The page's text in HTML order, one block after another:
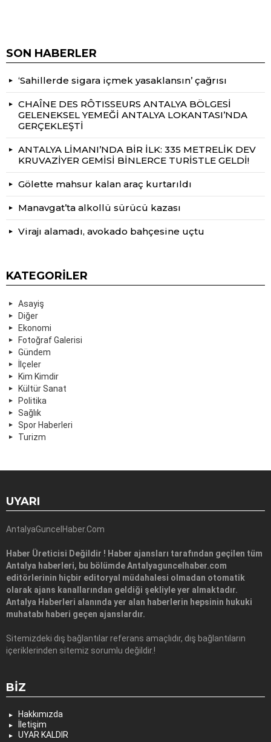
SON HABERLER
‘Sahillerde sigara içmek yasaklansın’ çağrısı
CHAÎNE DES RÔTISSEURS ANTALYA BÖLGESİ
GELENEKSEL YEMEĞİ ANTALYA LOKANTASI’NDA
GERÇEKLEŞTİ
ANTALYA LİMANI’NDA BİR İLK: 335 METRELİK DEV
KRUVAZİYER GEMİSİ BİNLERCE TURİSTLE GELDİ!
Gölette mahsur kalan araç kurtarıldı
Manavgat’ta alkollü sürücü kazası
Virajı alamadı, avokado bahçesine uçtu
KATEGORILER
Asayiş
Diğer
Ekonomi
Fotoğraf Galerisi
Gündem
İlçeler
Kim Kimdir
Kültür Sanat
Politika
Sağlık
Spor Haberleri
Turizm
UYARI
AntalyaGuncelHaber.Com
Haber Üreticisi Değildir ! Haber ajansları tarafından geçilen tüm
Antalya haberleri, bu bölümde Antalyaguncelhaber.com
editörlerinin hiçbir editoryal müdahalesi olmadan otomatik
olarak ajans kanallarından geldiği şekliyle yer almaktadır.
Antalya Haberleri alanında yer alan haberlerin hepsinin hukuki
muhatabı haberi geçen ajanslardır.
Sitemizdeki dış bağlantılar referans amaçlıdır, dış bağlantıların
içeriklerinden sitemiz sorumlu değildir.!
BIZ
Hakkımızda
İletişim
UYAR KALDIR